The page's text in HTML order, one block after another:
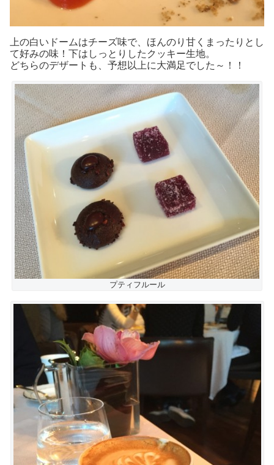
上の白いドームはチーズ味で、ほんのり甘くまったりとし
て好みの味！下はしっとりしたクッキー生地。
どちらのデザートも、予想以上に大満足でした～！！
プティフルール